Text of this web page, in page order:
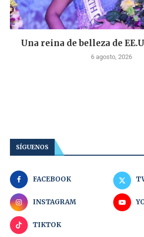
Una reina de belleza de
6 agosto, 2026
SÍGUENOS
FACEBOOK
INSTAGRAM
TIKTOK